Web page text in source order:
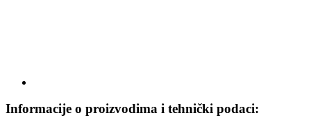
Informacije o proizvodima i tehnički podaci: